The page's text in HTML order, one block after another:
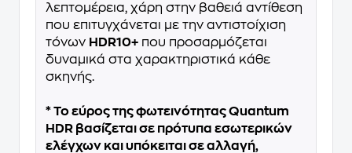
λεπτομέρεια, χάρη στην βαθειά αντίθεση
που επιτυγχάνεται με την αντιστοίχιση
τόνων HDR10+ που προσαρμόζεται
δυναμικά στα χαρακτηριστικά κάθε
σκηνής.
* Το εύρος της φωτεινότητας Quantum
HDR βασίζεται σε πρότυπα εσωτερικών
ελέγχων και υπόκειται σε αλλαγή,